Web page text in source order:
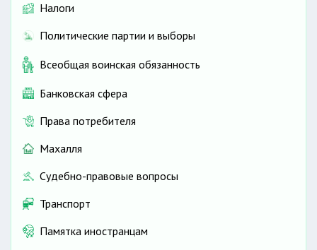
Налоги
Политические партии и выборы
Всеобщая воинская обязанность
Банковская сфера
Права потребителя
Махалля
Судебно-правовые вопросы
Транспорт
Памятка иностранцам